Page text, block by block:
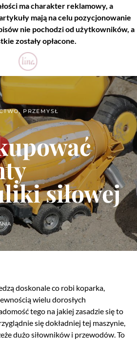
ma charakter reklamowy, a
mają na celu pozycjonowanie
nie pochodzi od użytkowników, a
zostały opłacone.
PRZEMYSŁ
siłowej
doskonale co robi koparka,
wielu dorosłych
tego na jakiej zasadzie się to
się dokładniej tej maszynie,
dużo siłowników i przewodów. To